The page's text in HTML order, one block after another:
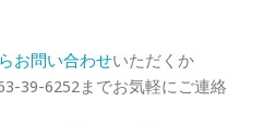
お問い合わせいただくか
39-6252までお気軽にご連絡